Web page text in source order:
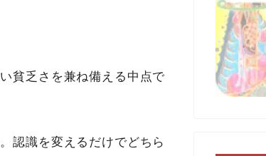
貧乏さを兼ね備える中点で
認識を変えるだけでどちら